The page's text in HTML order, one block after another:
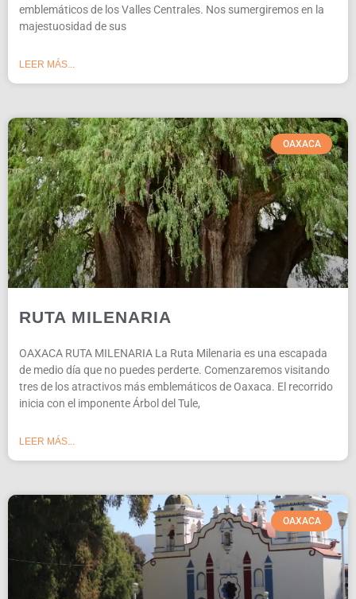
emblemáticos de los Valles Centrales. Nos sumergiremos en la
majestuosidad de sus
LEER MÁS...
OAXACA
RUTA MILENARIA
OAXACA RUTA MILENARIA La Ruta Milenaria es una escapada
de medio día que no puedes perderte. Comenzaremos visitando
tres de los atractivos más emblemáticos de Oaxaca. El recorrido
inicia con el imponente Árbol del Tule,
LEER MÁS...
OAXACA